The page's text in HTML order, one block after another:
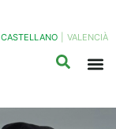
CASTELLANO VALENCIÀ